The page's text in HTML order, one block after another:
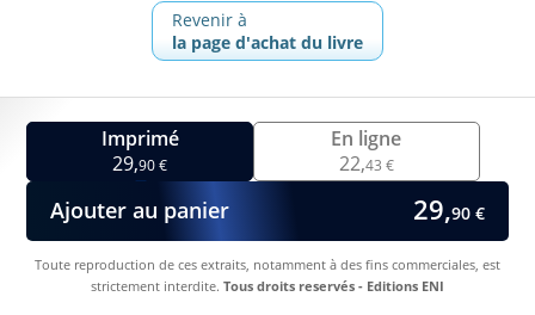
Revenir à
la page d'achat du livre
Imprimé
29,90 €
En ligne
22,43 €
Ajouter au panier 29,90 €
Toute reproduction de ces extraits, notamment à des fins commerciales, est
strictement interdite. Tous droits reservés - Editions ENI